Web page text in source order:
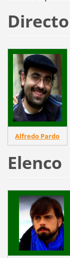
Alfredo Pardo
Elenco